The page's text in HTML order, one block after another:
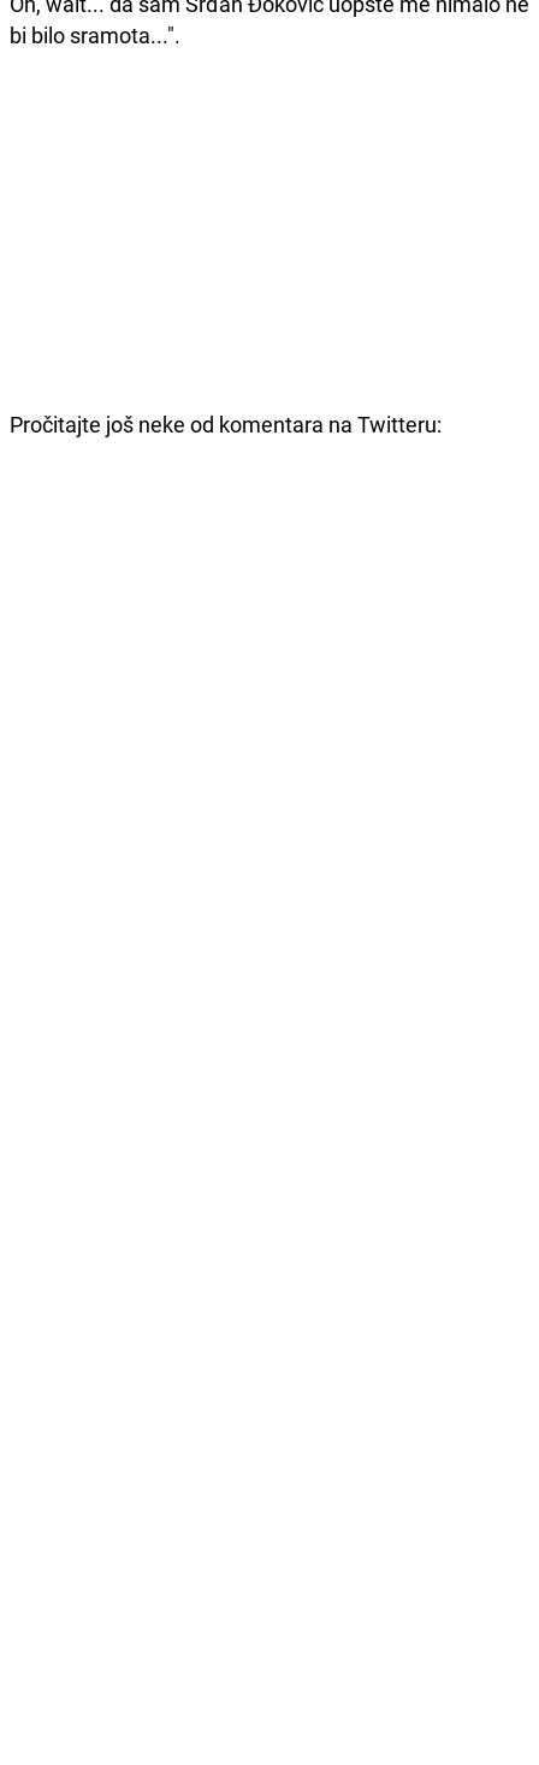
bi bilo sramota...".
Pročitajte još neke od komentara na Twitteru: